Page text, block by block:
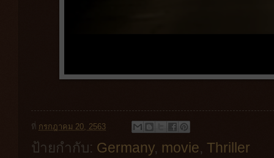
ที่ กรกฎาคม 20, 2563
ป้ายกำกับ: Germany, movie, Thriller